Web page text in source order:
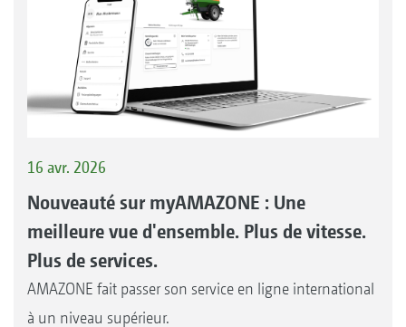
16 avr. 2026
Nouveauté sur myAMAZONE : Une
meilleure vue d'ensemble. Plus de vitesse.
Plus de services.
AMAZONE fait passer son service en ligne international
à un niveau supérieur.